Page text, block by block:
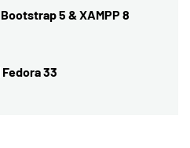
5 & XAMPP 8
33